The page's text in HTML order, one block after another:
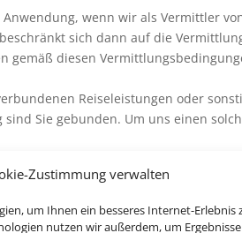
Zustimmung verwalten
um Ihnen ein besseres Internet-
nutzen wir außerdem, um
wenn wir als Vermittler
sich dann auf die
gemäß diesen
Reiseleistungen oder
Sie gebunden. Um uns einen
kommt zwischen Ihnen und uns
oder Einzelleistung zustande.
Sie uns den Auftrag auf
Weg